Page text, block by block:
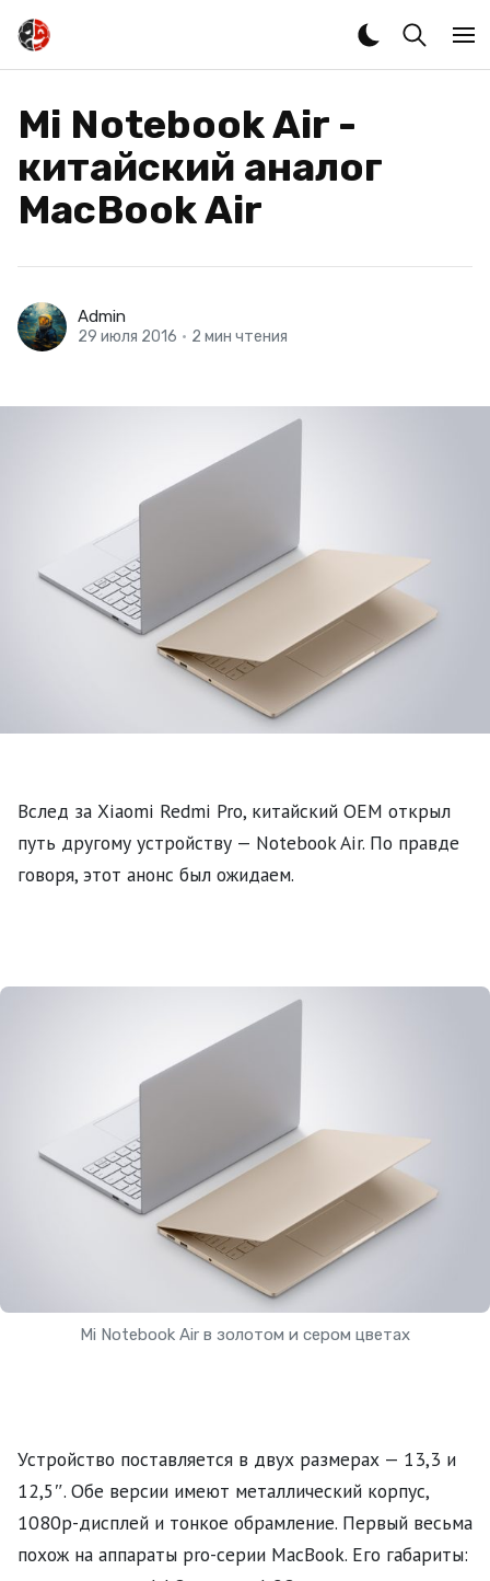
Mi Notebook Air -
китайский аналог
MacBook Air
Admin
29 июля 2016 • 2 мин чтения
Вслед за Xiaomi Redmi Pro, китайский OEM открыл
путь другому устройству — Notebook Air. По правде
говоря, этот анонс был ожидаем.
Mi Notebook Air в золотом и сером цветах
Устройство поставляется в двух размерах — 13,3 и
12,5″. Обе версии имеют металлический корпус,
1080p-дисплей и тонкое обрамление. Первый весьма
похож на аппараты pro-серии MacBook. Его габариты: